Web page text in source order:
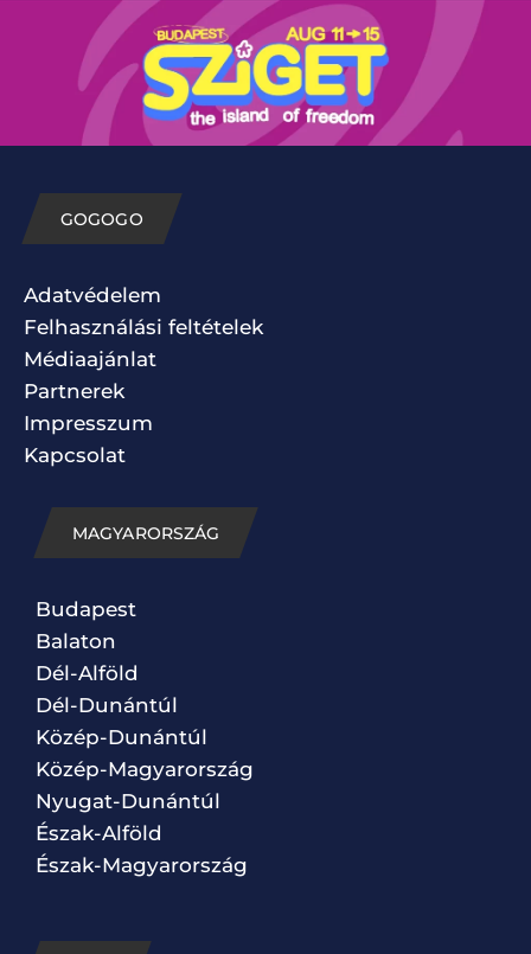
GOGOGO
Adatvédelem
Felhasználási feltételek
Médiaajánlat
Partnerek
Impresszum
Kapcsolat
MAGYARORSZÁG
Budapest
Balaton
Dél-Alföld
Dél-Dunántúl
Közép-Dunántúl
Közép-Magyarország
Nyugat-Dunántúl
Észak-Alföld
Észak-Magyarország